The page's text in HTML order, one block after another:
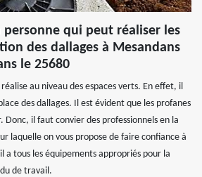
personne qui peut réaliser les
des dallages à Mesandans
le 25680
au niveau des espaces verts. En effet, il
des dallages. Il est évident que les profanes
Donc, il faut convier des professionnels en la
laquelle on vous propose de faire confiance à
a tous les équipements appropriés pour la
de travail.